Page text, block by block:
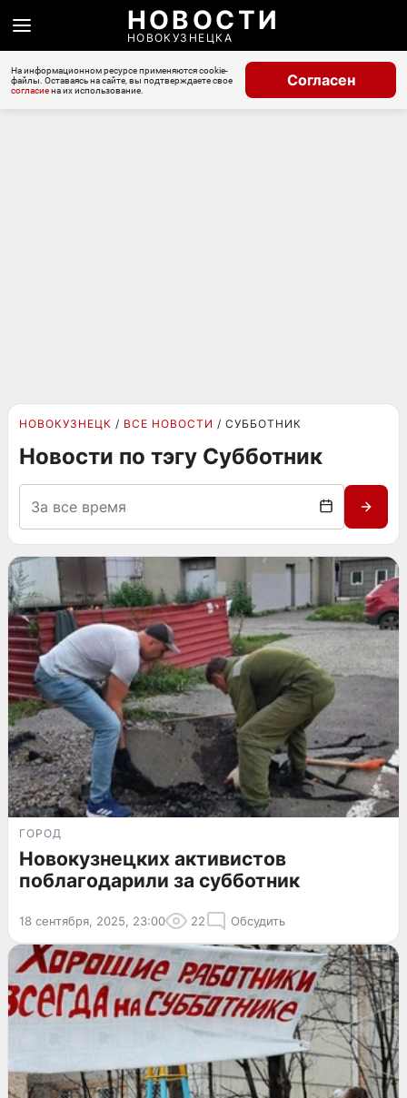
НОВОСТИ
НОВОКУЗНЕЦКА
На информационном ресурсе применяются cookie-
файлы. Оставаясь на сайте, вы подтверждаете свое
согласиена их использование.
Согласен
НОВОКУЗНЕЦК ВСЕ НОВОСТИ СУББОТНИК
Новости по тэгу Субботник
ГОРОД
Новокузнецких активистов
поблагодарили за субботник
18 сентября, 2025, 23:00 22 Обсудить